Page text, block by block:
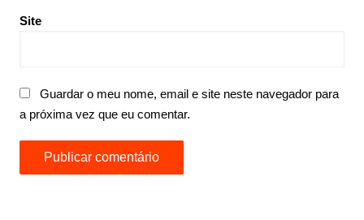
Site
Guardar o meu nome, email e site neste navegador para
a próxima vez que eu comentar.